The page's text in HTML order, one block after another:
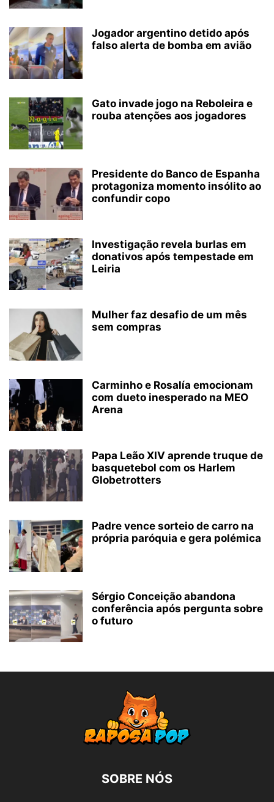
Jogador argentino detido após
falso alerta de bomba em avião
Gato invade jogo na Reboleira e
rouba atenções aos jogadores
Presidente do Banco de Espanha
protagoniza momento insólito ao
confundir copo
Investigação revela burlas em
donativos após tempestade em
Leiria
Mulher faz desafio de um mês
sem compras
Carminho e Rosalía emocionam
com dueto inesperado na MEO
Arena
Papa Leão XIV aprende truque de
basquetebol com os Harlem
Globetrotters
Padre vence sorteio de carro na
própria paróquia e gera polémica
Sérgio Conceição abandona
conferência após pergunta sobre
o futuro
SOBRE NÓS